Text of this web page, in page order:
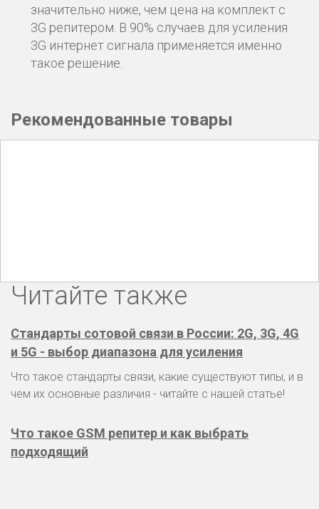
значительно ниже, чем цена на комплект с
3G репитером. В 90% случаев для усиления
3G интернет сигнала применяется именно
такое решение.
Рекомендованные товары
Читайте также
Стандарты сотовой связи в России: 2G, 3G, 4G
и 5G - выбор диапазона для усиления
Что такое стандарты связи, какие существуют типы, и в
чем их основные различия - читайте с нашей статье!
Что такое GSM репитер и как выбрать
подходящий